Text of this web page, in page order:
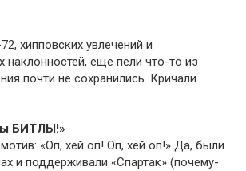
хипповских увлечений и
наклонностей, еще пели что-то из
почти не сохранились. Кричали
БИТЛЫ!»
«Оп, хей оп! Оп, хей оп!» Да, были
и поддерживали «Спартак» (почему-